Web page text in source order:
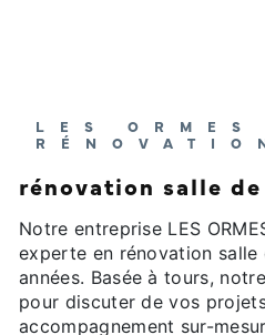
LES ORMES
rénovation salle
Notre entreprise LES
experte en rénovation salle
années. Basée à tours,
pour discuter de vos
accompagnement sur-